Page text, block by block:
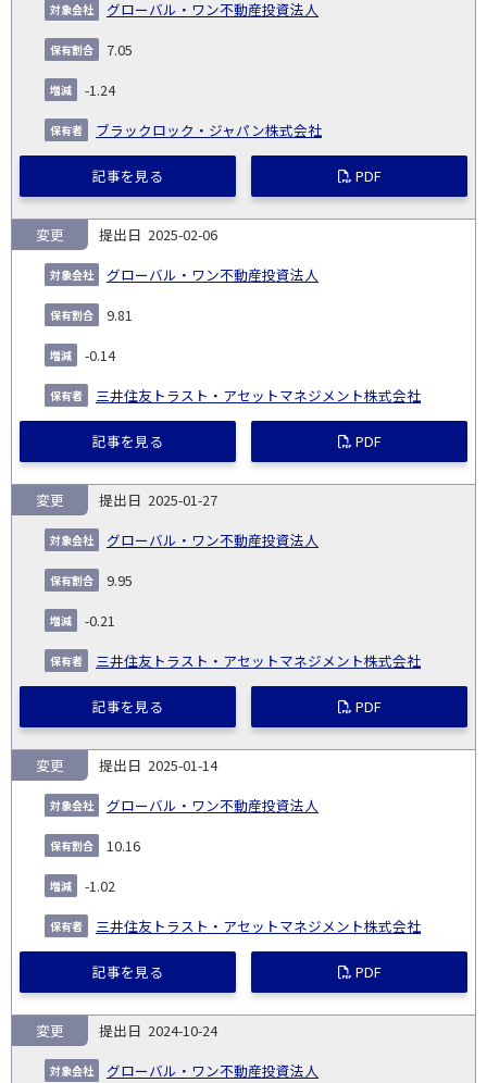
グローバル・ワン不動産投資法人
7.05
-1.24
ブラックロック・ジャパン株式会社
記事を見る PDF
2025-02-06
グローバル・ワン不動産投資法人
変更
9.81
-0.14
三井住友トラスト・アセットマネジメント株式会社
記事を見る PDF
2025-01-27
グローバル・ワン不動産投資法人
変更
9.95
-0.21
三井住友トラスト・アセットマネジメント株式会社
記事を見る PDF
2025-01-14
グローバル・ワン不動産投資法人
変更
10.16
-1.02
三井住友トラスト・アセットマネジメント株式会社
記事を見る PDF
2024-10-24
グローバル・ワン不動産投資法人
変更